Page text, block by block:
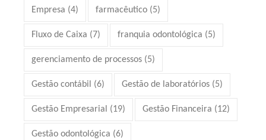
Empresa (4) farmacêutico (5)
Fluxo de Caixa (7) franquia odontológica (5)
gerenciamento de processos (5)
Gestão contábil (6) Gestão de laboratórios (5)
Gestão Empresarial (19) Gestão Financeira (12)
Gestão odontológica (6)